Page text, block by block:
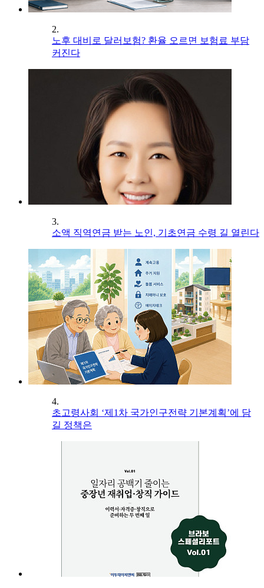
2.
노후 대비로 달러보험? 환율 오르면 보험료 부담
커진다
3.
소액 직역연금 받는 노인, 기초연금 수령 길 열린다
4.
초고령사회 ‘제1차 국가인구전략 기본계획’에 담
길 정책은